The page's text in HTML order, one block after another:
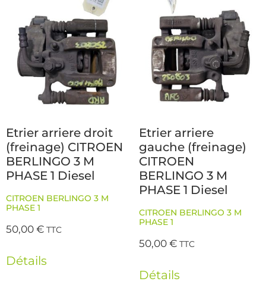
Etrier arriere droit
(freinage) CITROEN
BERLINGO 3 M
PHASE 1 Diesel
CITROEN BERLINGO 3 M
PHASE 1
50,00€ TTC
Détails
Etrier arriere
gauche (freinage)
CITROEN
BERLINGO 3 M
PHASE 1 Diesel
CITROEN BERLINGO 3 M
PHASE 1
50,00€ TTC
Détails